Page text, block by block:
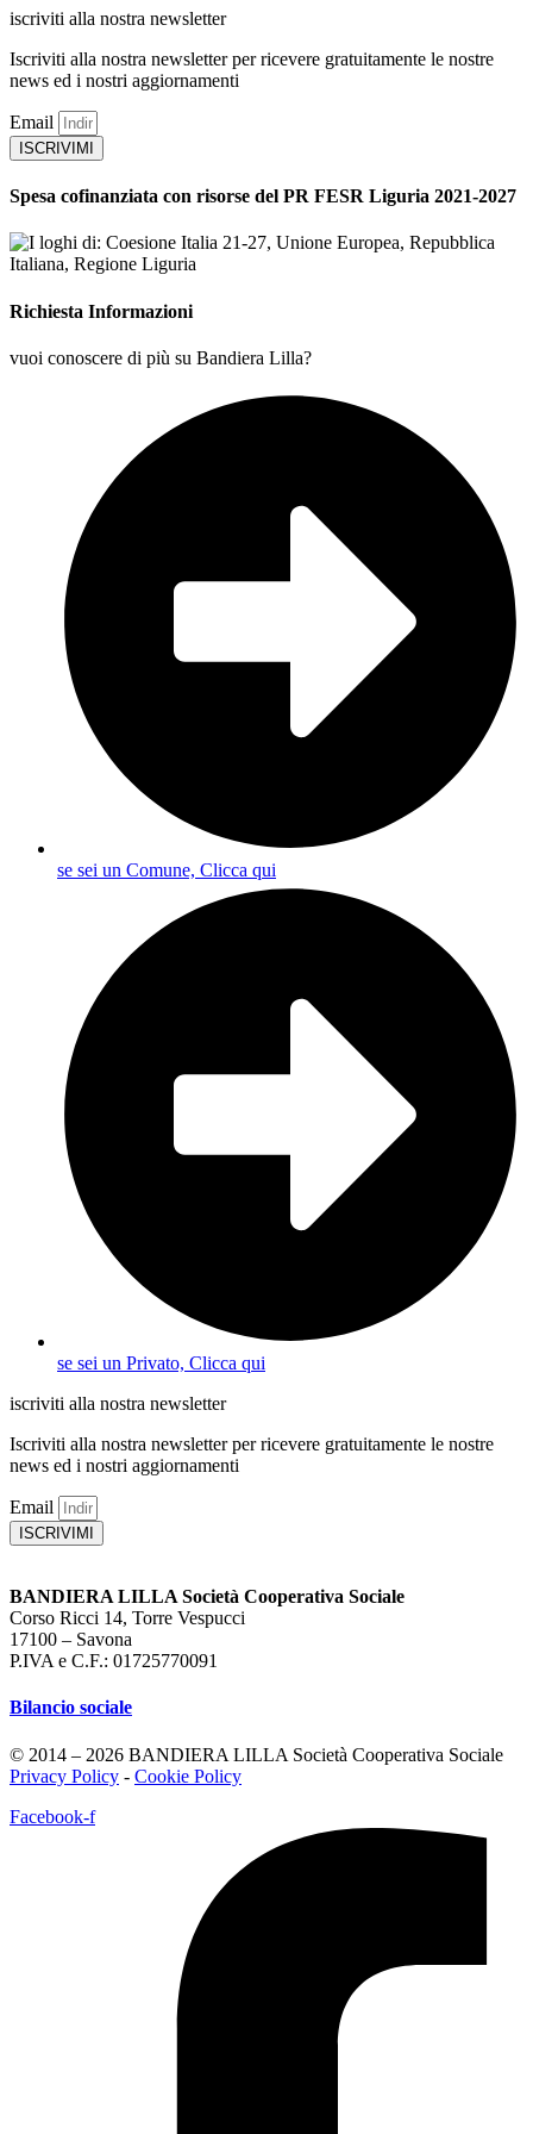
iscriviti alla nostra newsletter
Iscriviti alla nostra newsletter per ricevere gratuitamente le nostre
news ed i nostri aggiornamenti
Email
ISCRIVIMI
Spesa cofinanziata con risorse del PR FESR Liguria 2021-2027
Richiesta Informazioni
vuoi conoscere di più su Bandiera Lilla?
se sei un Comune, Clicca qui
se sei un Privato, Clicca qui
iscriviti alla nostra newsletter
Iscriviti alla nostra newsletter per ricevere gratuitamente le nostre
news ed i nostri aggiornamenti
Email
ISCRIVIMI
BANDIERA LILLA Società Cooperativa Sociale
Corso Ricci 14, Torre Vespucci
17100 – Savona
P.IVA e C.F.: 01725770091
Bilancio sociale
© 2014 – 2026 BANDIERA LILLA Società Cooperativa Sociale
Privacy Policy - Cookie Policy
Facebook-f